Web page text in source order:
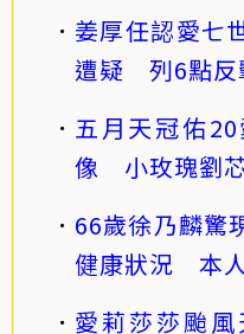
姜厚任認愛七
遭疑 列6點反
五月天冠佑
像 小玫瑰劉
66歲徐乃麟驚
健康狀況 本
愛莉莎莎颱